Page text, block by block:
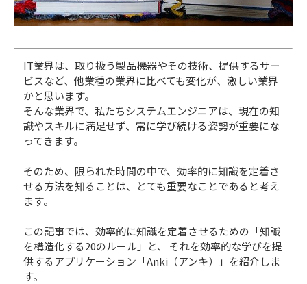
IT業界は、取り扱う製品機器やその技術、提供するサー
ビスなど、他業種の業界に比べても変化が、激しい業界
かと思います。
そんな業界で、私たちシステムエンジニアは、現在の知
識やスキルに満足せず、常に学び続ける姿勢が重要にな
ってきます。
そのため、限られた時間の中で、効率的に知識を定着さ
せる方法を知ることは、とても重要なことであると考え
ます。
この記事では、効率的に知識を定着させるための「知識
を構造化する20のルール」と、 それを効率的な学びを提
供するアプリケーション「Anki（アンキ）」を紹介しま
す。